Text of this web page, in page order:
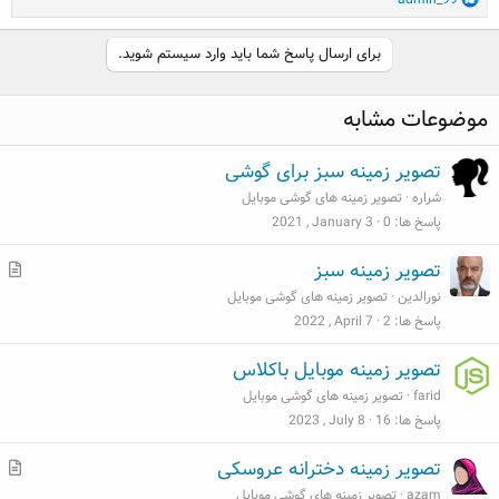
e
o
n
s
:
برای ارسال پاسخ شما باید وارد سیستم شوید.
موضوعات مشابه
تصویر زمینه سبز برای گوشی
شراره تصویر زمینه های گوشی موبایل
پاسخ ها 0
2021 , January 3
م
تصویر زمینه سبز
نورالدین تصویر زمینه های گوشی موبایل
پاسخ ها 2
2022 , April 7
تصویر زمینه موبایل باکلاس
farid تصویر زمینه های گوشی موبایل
پاسخ ها 16
2023 , July 8
م
تصویر زمینه دخترانه عروسکی
azam تصویر زمینه های گوشی موبایل